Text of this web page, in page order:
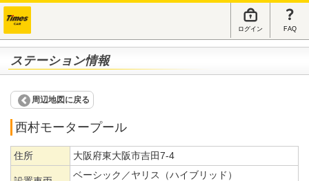
ログイン FAQ
ステーション情報
周辺地図に戻る
西村モータープール
住所 大阪府東大阪市吉田7-4
ベーシック／ヤリス（ハイブリッド）